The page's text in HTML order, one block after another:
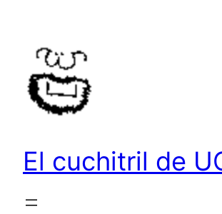
contenido
El cuchitril de